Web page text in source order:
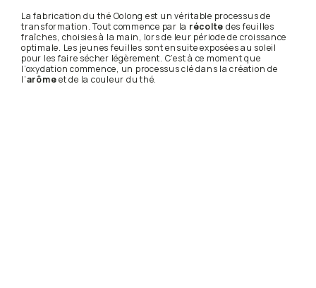
La fabrication du thé Oolong est un véritable processus de
transformation. Tout commence par la récolte des feuilles
fraîches, choisies à la main, lors de leur période de croissance
optimale. Les jeunes feuilles sont ensuite exposées au soleil
pour les faire sécher légèrement. C’est à ce moment que
l’oxydation commence, un processus clé dans la création de
l’arômeet de la couleur du thé.